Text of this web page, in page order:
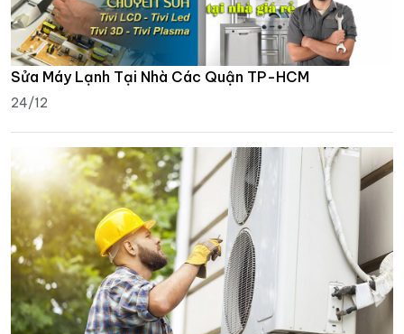
Sửa Máy Lạnh Tại Nhà Các Quận TP-HCM
24/12